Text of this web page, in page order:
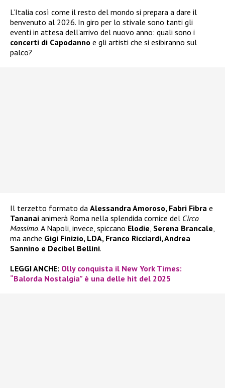
L’Italia così come il resto del mondo si prepara a dare il
benvenuto al 2026. In giro per lo stivale sono tanti gli
eventi in attesa dell’arrivo del nuovo anno: quali sono i
concerti di Capodanno e gli artisti che si esibiranno sul
palco?
Il terzetto formato da Alessandra Amoroso, Fabri Fibra e
Tananai animerà Roma nella splendida cornice del Circo
Massimo. A Napoli, invece, spiccano Elodie, Serena Brancale,
ma anche Gigi Finizio, LDA, Franco Ricciardi, Andrea
Sannino e Decibel Bellini.
LEGGI ANCHE: Olly conquista il New York Times:
“Balorda Nostalgia” è una delle hit del 2025